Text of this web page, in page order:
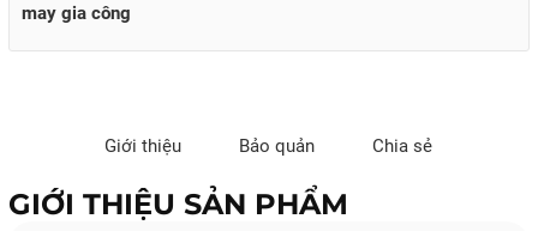
may gia công
Giới thiệu Bảo quản Chia sẻ
GIỚI THIỆU SẢN PHẨM